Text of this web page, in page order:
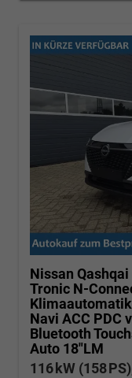
Nissan Qashqai
Tronic N-
Navi ACC PDC
Bluetooth
Auto 18"LM
116 kW (158